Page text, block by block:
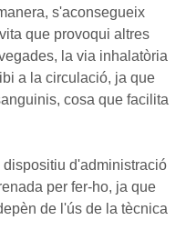
s'aconsegueix
que provoqui altres
la via inhalatòria
a la circulació, ja que
cosa que facilita
d'administració
per fer-ho, ja que
de l'ús de la tècnica